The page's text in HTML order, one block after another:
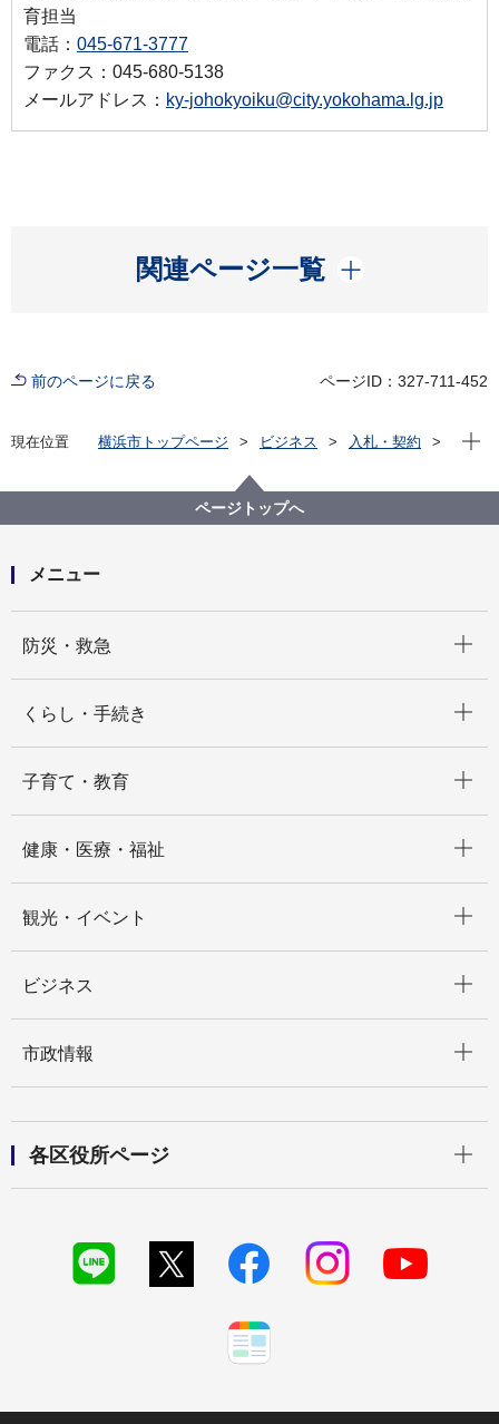
育担当
電話： 045-671-3777
ファクス：045-680-5138
メールアドレス： ky-johokyoiku@city.yokohama.lg.jp
関連ページ一覧
開く
前のページに戻る ページID：327-711-452
現在位置 横浜市トップページ ビジネス
入札・契約
【入札結果掲載】令和２年度ＩＣＴ支援員派遣業務委
託Ａ（東部） 他３件
現在
ページトップへ
メニュー
防災・救急
くらし・手続き
子育て・教育
健康・医療・福祉
観光・イベント
ビジネス
市政情報
各区役所ページ